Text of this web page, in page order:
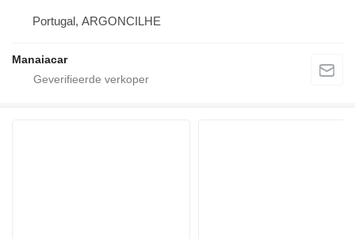
Portugal, ARGONCILHE
Manaiacar